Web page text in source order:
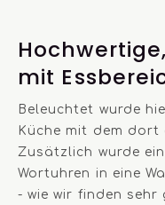
mit
Beleuchtet wurde
Küche mit dem dort
Zusätzlich wurde
Wortuhren in eine
- wie wir finden sehr